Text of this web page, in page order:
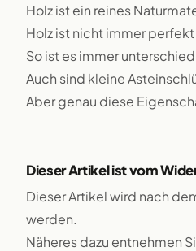
Holz ist ein reines
Holz ist nicht immer
So ist es immer
Auch sind kleine
Aber genau diese
Dieser Artikel ist vom
Dieser Artikel wird nach
werden.
Näheres dazu entnehmen